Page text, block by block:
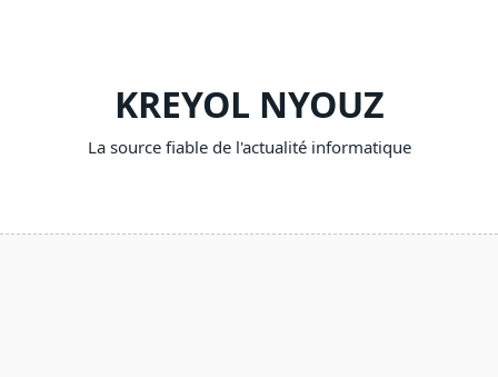
KREYOL NYOUZ
La source fiable de l'actualité informatique